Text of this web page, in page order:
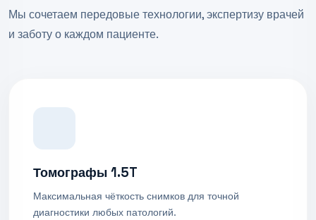
Мы сочетаем передовые технологии, экспертизу врачей
и заботу о каждом пациенте.
Томографы 1.5T
Максимальная чёткость снимков для точной
диагностики любых патологий.